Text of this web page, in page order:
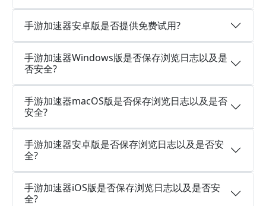
手游加速器安卓版是否提供免费试用?
手游加速器Windows版是否保存浏览日志以及是
否安全?
手游加速器macOS版是否保存浏览日志以及是否
安全?
手游加速器安卓版是否保存浏览日志以及是否安
全?
手游加速器iOS版是否保存浏览日志以及是否安
全?